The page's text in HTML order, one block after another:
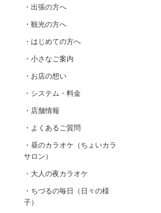
・出張の方へ
・観光の方へ
・はじめての方へ
・小さなご案内
・お店の想い
・システム・料金
・店舗情報
・よくあるご質問
・昼のカラオケ（ちょいカラ
サロン）
・大人の夜カラオケ
・ちづるの毎日（日々の様
子）